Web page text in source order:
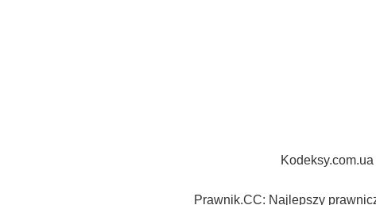
Prawnik.CC: Najlepszy